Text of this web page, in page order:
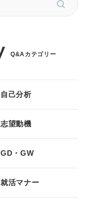
Q&Aカテゴリー
自己分析
志望動機
GD・GW
就活マナー